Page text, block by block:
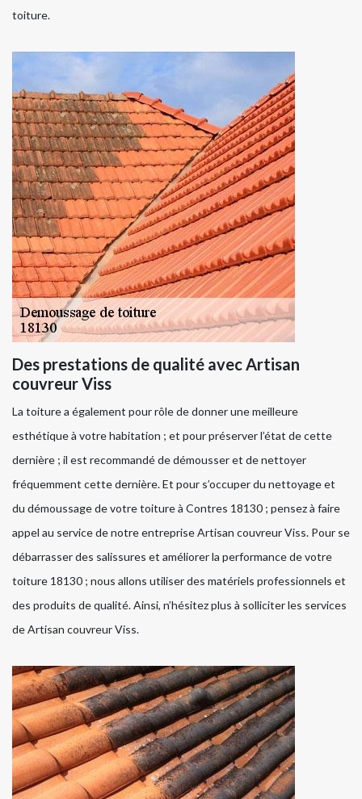
toiture.
Des prestations de qualité avec Artisan
couvreur Viss
La toiture a également pour rôle de donner une meilleure
esthétique à votre habitation ; et pour préserver l’état de cette
dernière ; il est recommandé de démousser et de nettoyer
fréquemment cette dernière. Et pour s’occuper du nettoyage et
du démoussage de votre toiture à Contres 18130 ; pensez à faire
appel au service de notre entreprise Artisan couvreur Viss. Pour se
débarrasser des salissures et améliorer la performance de votre
toiture 18130 ; nous allons utiliser des matériels professionnels et
des produits de qualité. Ainsi, n’hésitez plus à solliciter les services
de Artisan couvreur Viss.